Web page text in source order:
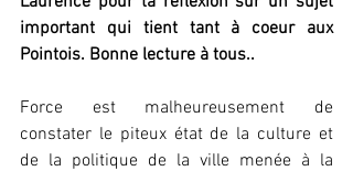
important qui tient tant à coeur aux
Pointois. Bonne lecture à tous..
Force est malheureusement de
constater le piteux état de la culture et
de la politique de la ville menée à la